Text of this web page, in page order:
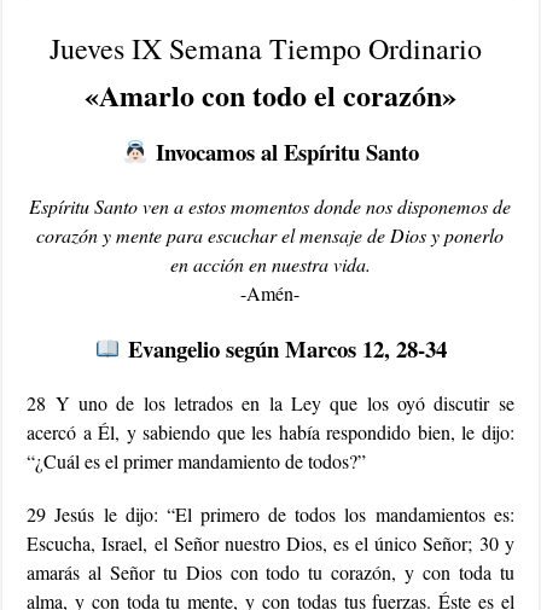
Jueves IX Semana Tiempo Ordinario
«Amarlo con todo el corazón»
Invocamos al Espíritu Santo
Espíritu Santo ven a estos momentos donde nos disponemos de
corazón y mente para escuchar el mensaje de Dios y ponerlo
en acción en nuestra vida.
-Amén-
Evangelio según Marcos 12, 28-34
28 Y uno de los letrados en la Ley que los oyó discutir se
acercó a Él, y sabiendo que les había respondido bien, le dijo:
“¿Cuál es el primer mandamiento de todos?”
29 Jesús le dijo: “El primero de todos los mandamientos es:
Escucha, Israel, el Señor nuestro Dios, es el único Señor; 30 y
amarás al Señor tu Dios con todo tu corazón, y con toda tu
alma, y ​​con toda tu mente, y con todas tus fuerzas. Éste es el